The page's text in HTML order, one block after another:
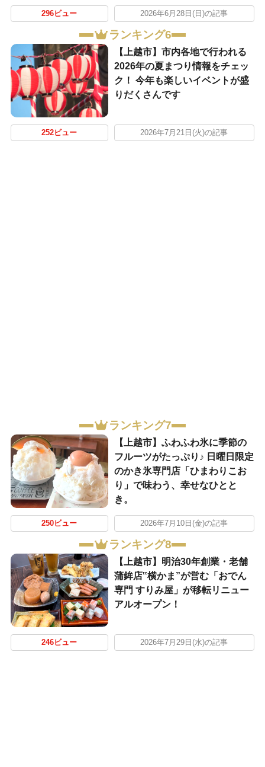
296ビュー 2026年6月28日(日)の記事
ランキング6
【上越市】市内各地で行われる
2026年の夏まつり情報をチェッ
ク！ 今年も楽しいイベントが盛
りだくさんです
252ビュー 2026年7月21日(火)の記事
ランキング7
【上越市】ふわふわ氷に季節の
フルーツがたっぷり♪ 日曜日限定
のかき氷専門店「ひまわりこお
り」で味わう、幸せなひとと
き。
250ビュー 2026年7月10日(金)の記事
ランキング8
【上越市】明治30年創業・老舗
蒲鉾店‟横かま”が営む「おでん
専門 すりみ屋」が移転リニュー
アルオープン！
246ビュー 2026年7月29日(水)の記事